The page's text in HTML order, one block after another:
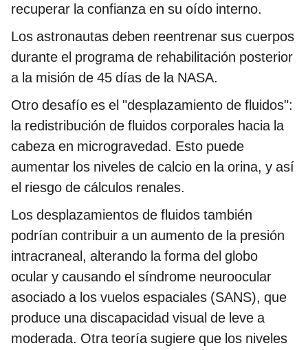
recuperar la confianza en su oído interno.
Los astronautas deben reentrenar sus cuerpos
durante el programa de rehabilitación posterior
a la misión de 45 días de la NASA.
Otro desafío es el "desplazamiento de fluidos":
la redistribución de fluidos corporales hacia la
cabeza en microgravedad. Esto puede
aumentar los niveles de calcio en la orina, y así
el riesgo de cálculos renales.
Los desplazamientos de fluidos también
podrían contribuir a un aumento de la presión
intracraneal, alterando la forma del globo
ocular y causando el síndrome neuroocular
asociado a los vuelos espaciales (SANS), que
produce una discapacidad visual de leve a
moderada. Otra teoría sugiere que los niveles